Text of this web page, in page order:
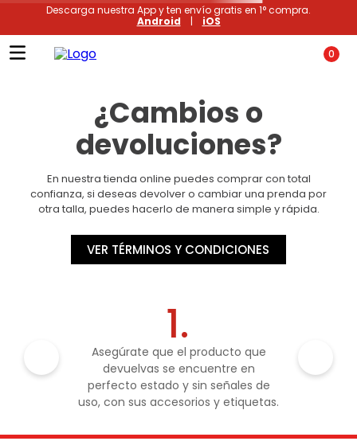
Descarga nuestra App y ten envío gratis en 1° compra.
Android | iOS
0
¿Cambios o
devoluciones?
En nuestra tienda online puedes comprar con total
confianza, si deseas devolver o cambiar una prenda por
otra talla, puedes hacerlo de manera simple y rápida.
VER TÉRMINOS Y CONDICIONES
1.
Asegúrate que el producto que
devuelvas se encuentre en
perfecto estado y sin señales de
uso, con sus accesorios y etiquetas.